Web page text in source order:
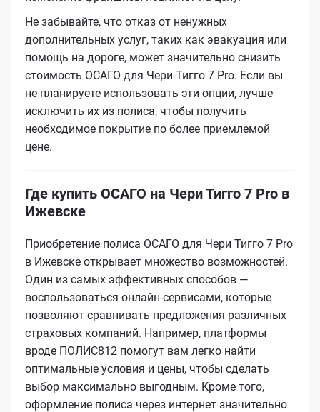
Не забывайте, что отказ от ненужных
дополнительных услуг, таких как эвакуация или
помощь на дороге, может значительно снизить
стоимость ОСАГО для Чери Тигго 7 Pro. Если вы
не планируете использовать эти опции, лучше
исключить их из полиса, чтобы получить
необходимое покрытие по более приемлемой
цене.
Где купить ОСАГО на Чери Тигго 7 Pro в
Ижевске
Приобретение полиса ОСАГО для Чери Тигго 7 Pro
в Ижевске открывает множество возможностей.
Один из самых эффективных способов —
воспользоваться онлайн-сервисами, которые
позволяют сравнивать предложения различных
страховых компаний. Например, платформы
вроде ПОЛИС812 помогут вам легко найти
оптимальные условия и цены, чтобы сделать
выбор максимально выгодным. Кроме того,
оформление полиса через интернет значительно